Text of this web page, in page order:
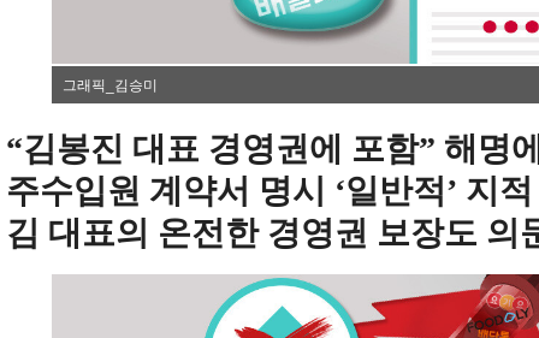
그래픽_김승미
“김봉진 대표 경영권에 포함” 해명
주수입원 계약서 명시 ‘일반적’ 지적
김 대표의 온전한 경영권 보장도 의